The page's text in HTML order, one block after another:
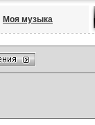
Моя музыка